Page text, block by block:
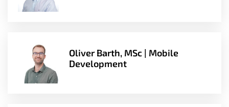
Oliver Barth, MSc | Mobile
Development